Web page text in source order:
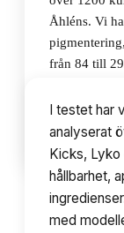
Åhléns. Vi
från 84 till
I testet har
analyserat
Kicks, Lyko
hållbarhet,
med